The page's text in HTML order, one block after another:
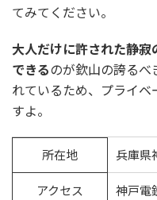
てみてください。
大人だけに許された静
できるのが欽山の誇るべ
れているため、プライ
すよ。
所在地 兵庫県
アクセス 神戸電